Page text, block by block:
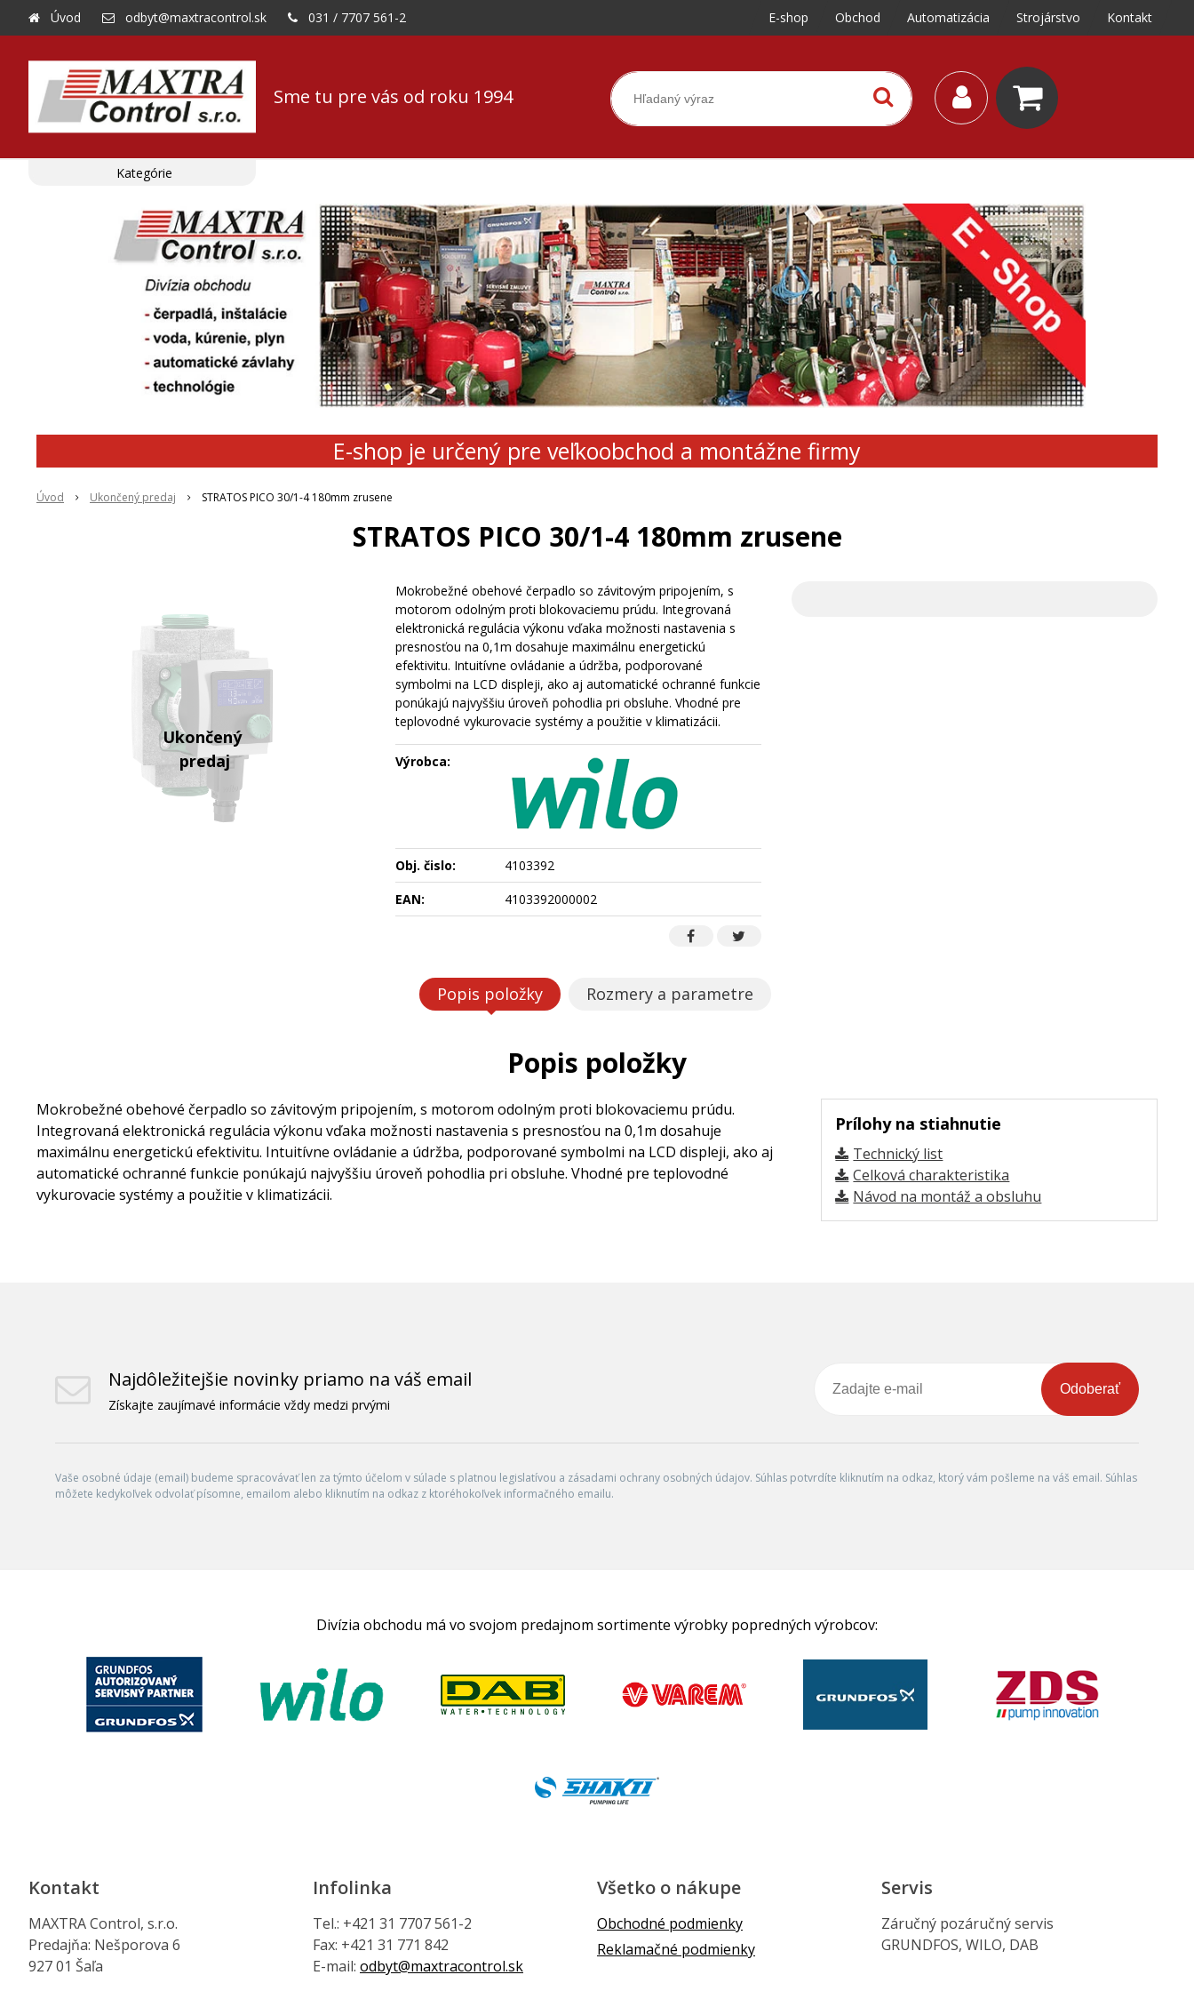
Sme tu pre vás od roku 1994
Úvod odbyt@maxtracontrol.sk 031 / 7707 561-2 E-shop Obchod Automatizácia Strojárstvo Kontakt
E-shop je určený pre veľkoobchod a montážne firmy
Úvod Ukončený predaj STRATOS PICO 30/1-4 180mm zrusene
STRATOS PICO 30/1-4 180mm zrusene
Mokrobežné obehové čerpadlo so závitovým pripojením, s
motorom odolným proti blokovaciemu prúdu. Integrovaná
elektronická regulácia výkonu vďaka možnosti nastavenia s
presnosťou na 0,1m dosahuje maximálnu energetickú
efektivitu. Intuitívne ovládanie a údržba, podporované
symbolmi na LCD displeji, ako aj automatické ochranné funkcie
ponúkajú najvyššiu úroveň pohodlia pri obsluhe. Vhodné pre
teplovodné vykurovacie systémy a použitie v klimatizácii.
Výrobca:
Obj. čislo:
4103392
EAN:
4103392000002
Popis položky Rozmery a parametre
Popis položky
Prílohy na stiahnutie
Technický list
Celková charakteristika
Návod na montáž a obsluhu
Mokrobežné obehové čerpadlo so závitovým pripojením, s motorom odolným proti blokovaciemu prúdu.
Integrovaná elektronická regulácia výkonu vďaka možnosti nastavenia s presnosťou na 0,1m dosahuje
maximálnu energetickú efektivitu. Intuitívne ovládanie a údržba, podporované symbolmi na LCD displeji, ako aj
automatické ochranné funkcie ponúkajú najvyššiu úroveň pohodlia pri obsluhe. Vhodné pre teplovodné
vykurovacie systémy a použitie v klimatizácii.
Kategórie
Najdôležitejšie novinky priamo na váš email
Získajte zaujímavé informácie vždy medzi prvými
Odoberať
Vaše osobné údaje (email) budeme spracovávať len za týmto účelom v súlade s platnou legislatívou a zásadami ochrany osobných údajov. Súhlas potvrdíte kliknutím na odkaz, ktorý vám pošleme na váš email. Súhlas
môžete kedykoľvek odvolať písomne, emailom alebo kliknutím na odkaz z ktoréhokoľvek informačného emailu.
Divízia obchodu má vo svojom predajnom sortimente výrobky popredných výrobcov:
Kontakt
MAXTRA Control, s.r.o.
Predajňa: Nešporova 6
927 01 Šaľa
Infolinka
Tel.: +421 31 7707 561-2
Fax: +421 31 771 842
E-mail: odbyt@maxtracontrol.sk
Všetko o nákupe
Obchodné podmienky
Reklamačné podmienky
Servis
Záručný pozáručný servis
GRUNDFOS, WILO, DAB